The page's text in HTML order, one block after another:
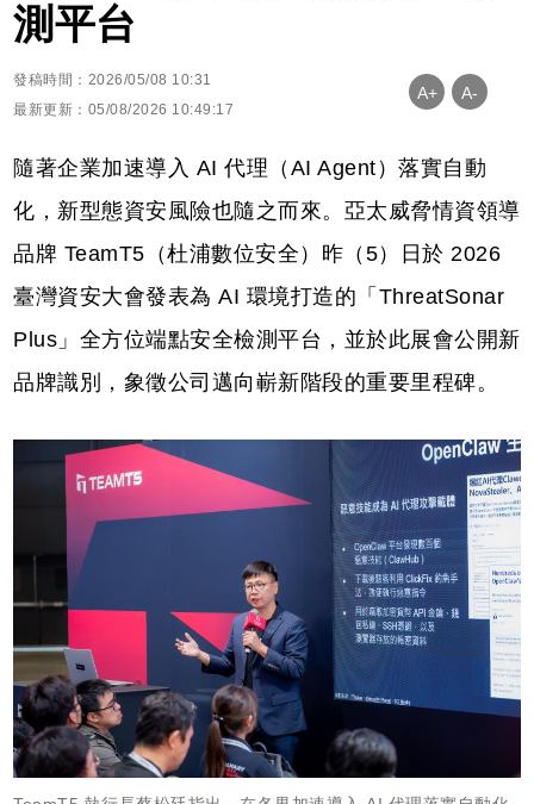
測平台
發稿時間：2026/05/08 10:31
最新更新：05/08/2026 10:49:17
A+ A-
隨著企業加速導入 AI 代理（AI Agent）落實自動
化，新型態資安風險也隨之而來。亞太威脅情資領導
品牌 TeamT5（杜浦數位安全）昨（5）日於 2026
臺灣資安大會發表為 AI 環境打造的「ThreatSonar
Plus」全方位端點安全檢測平台，並於此展會公開新
品牌識別，象徵公司邁向嶄新階段的重要里程碑。